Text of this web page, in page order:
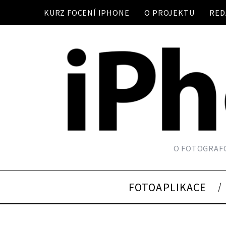
KURZ FOCENÍ IPHONE O PROJEKTU
O
FOTOAPLIKACE